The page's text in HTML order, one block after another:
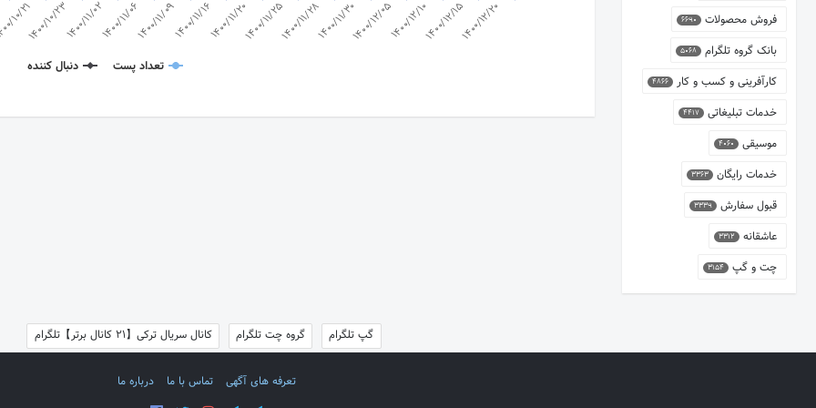
تعداد پست دنبال کننده
10/211400/10/231400/11/021400/11/061400/11/091400/11/161400/11/201400/11/251400/11/281400/11/301400/12/051400/12/101400/12/151400/12/20 فروش محصولات 6690
بانک گروه تلگرام 5068
کارآفرینی و کسب و کار 4866
خدمات تبلیغاتی 4417
موسیقی 4060
خدمات رایگان 3363
قبول سفارش 3339
عاشقانه 3312
چت و گپ 3154
گپ تلگرام گروه چت تلگرام کانال سریال ترکی【21 کانال برتر】تلگرام
تعرفه های آگهی تماس با ما درباره ما